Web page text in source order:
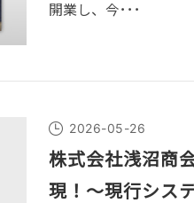
開業し、今･･･
2026-05-26
株式会社浅沼商
現！～現行シス